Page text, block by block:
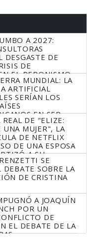
A 2027:
DESGASTE DE
DE
EL PERONISMO
MUNDIAL: LA
ARTIFICIAL
SERÍAN LOS
EN SER
DE "ELIZE:
UNA MUJER", LA
DE NETFLIX
DE UNA ESPOSA
A SU
SE
SOBRE LA
DE CRISTINA
A JOAQUÍN
POR UN
DE
EL DEBATE DE LA